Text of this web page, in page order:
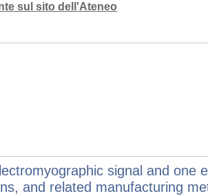
sul sito dell'Ateneo
signal and one
and related manufacturing